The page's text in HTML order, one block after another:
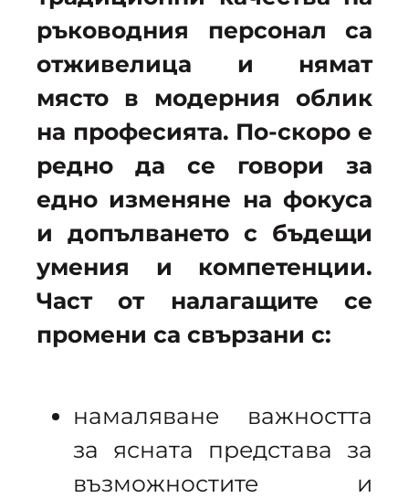
ръководния персонал са
отживелица и нямат
място в модерния облик
на професията. По-скоро е
редно да се говори за
едно изменяне на фокуса
и допълването с бъдещи
умения и компетенции.
Част от налагащите се
промени са свързани с:
намаляване важността
за ясната представа за
възможностите и